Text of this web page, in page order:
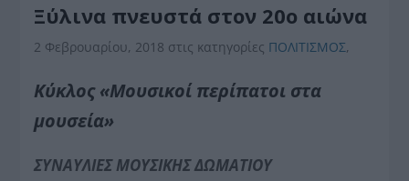
Ξύλινα πνευστά στον 20ο αιώνα
2 Φεβρουαρίου, 2018 στις κατηγορίες ΠΟΛΙΤΙΣΜΟΣ,
Κύκλος «Μουσικοί περίπατοι στα
μουσεία»
ΣΥΝΑΥΛΙΕΣ ΜΟΥΣΙΚΗΣ ΔΩΜΑΤΙΟΥ